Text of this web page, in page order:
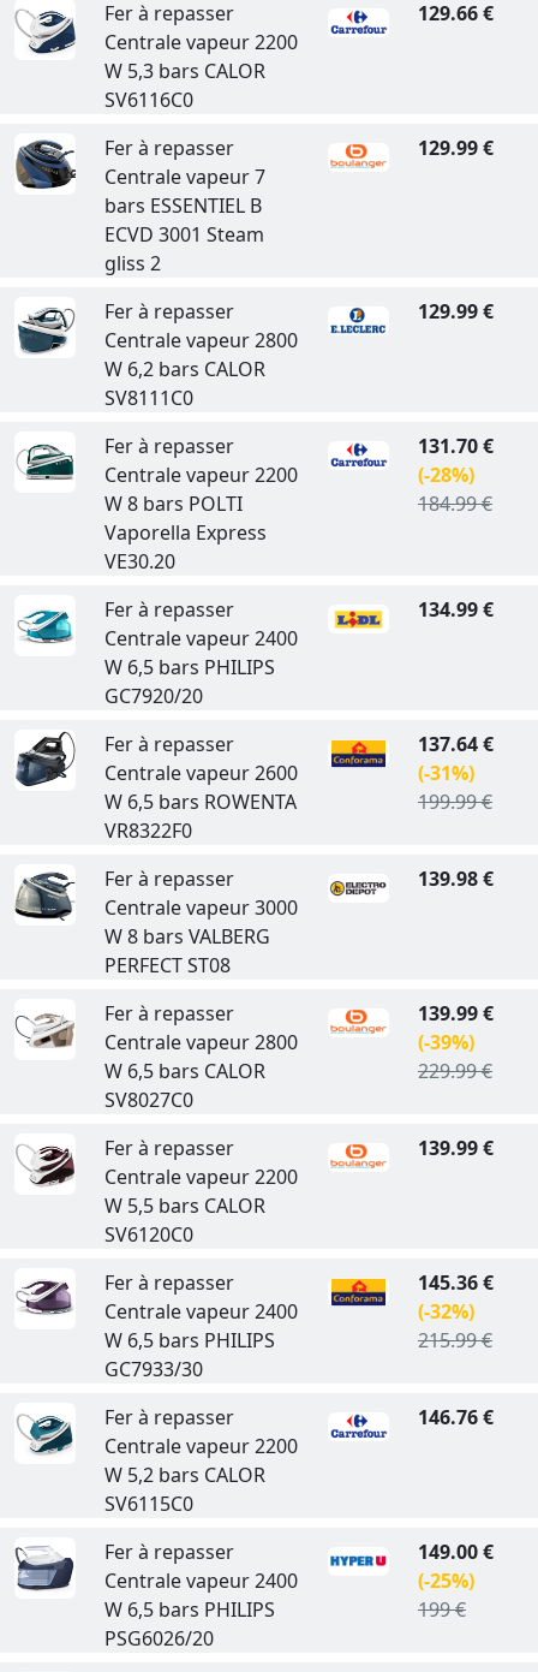
Fer à repasser
Centrale vapeur 2200
W 5,3 bars CALOR
SV6116C0
129.66 €
Fer à repasser
Centrale vapeur 7
bars ESSENTIEL B
ECVD 3001 Steam
gliss 2
129.99 €
Fer à repasser
Centrale vapeur 2800
W 6,2 bars CALOR
SV8111C0
129.99 €
Fer à repasser
Centrale vapeur 2200
W 8 bars POLTI
Vaporella Express
VE30.20
131.70 €
(-28%)
184.99 €
Fer à repasser
Centrale vapeur 2400
W 6,5 bars PHILIPS
GC7920/20
134.99 €
Fer à repasser
Centrale vapeur 2600
W 6,5 bars ROWENTA
VR8322F0
137.64 €
(-31%)
199.99 €
Fer à repasser
Centrale vapeur 3000
W 8 bars VALBERG
PERFECT ST08
139.98 €
Fer à repasser
Centrale vapeur 2800
W 6,5 bars CALOR
SV8027C0
139.99 €
(-39%)
229.99 €
Fer à repasser
Centrale vapeur 2200
W 5,5 bars CALOR
SV6120C0
139.99 €
Fer à repasser
Centrale vapeur 2400
W 6,5 bars PHILIPS
GC7933/30
145.36 €
(-32%)
215.99 €
Fer à repasser
Centrale vapeur 2200
W 5,2 bars CALOR
SV6115C0
146.76 €
Fer à repasser
Centrale vapeur 2400
W 6,5 bars PHILIPS
PSG6026/20
149.00 €
(-25%)
199 €